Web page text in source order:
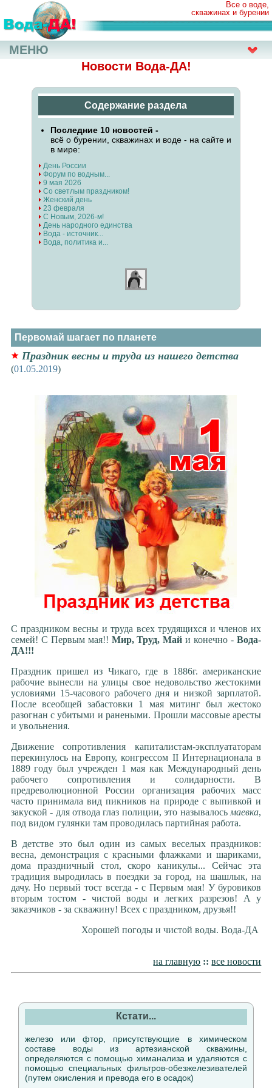
Все о воде,
скважинах и бурении
Новости Вода-ДА!
Содержание раздела
Последние 10 новостей -
всё о бурении, скважинах и воде - на сайте и
в мире:
День России
Форум по водным...
9 мая 2026
Со светлым праздником!
Женский день
23 февраля
С Новым, 2026-м!
День народного единства
Вода - источник...
Вода, политика и...
Первомай шагает по планете
Праздник весны и труда из нашего детства
(01.05.2019)
С праздником весны и труда всех трудящихся и членов их
семей! С Первым мая!! Мир, Труд, Май и конечно -Вода-
ДА!!!
Праздник пришел из Чикаго, где в 1886г. американские
рабочие вынесли на улицы свое недовольство жестокими
условиями 15-часового рабочего дня и низкой зарплатой.
После всеобщей забастовки 1 мая митинг был жестоко
разогнан с убитыми и ранеными. Прошли массовые аресты
и увольнения.
Движение сопротивления капиталистам-эксплуататорам
перекинулось на Европу, конгрессом II Интернационала в
1889 году был учрежден 1 мая как Международный день
рабочего сопротивления и солидарности. В
предреволюционной России организация рабочих масс
часто принимала вид пикников на природе с выпивкой и
закуской - для отвода глаз полиции, это называлось маевка,
под видом гулянки там проводилась партийная работа.
В детстве это был один из самых веселых праздников:
весна, демонстрация с красными флажками и шариками,
дома праздничный стол, скоро каникулы... Сейчас эта
традиция выродилась в поездки за город, на шашлык, на
дачу. Но первый тост всегда - с Первым мая! У буровиков
вторым тостом - чистой воды и легких разрезов! А у
заказчиков - за скважину! Всех с праздником, друзья!!
Хорошей погоды и чистой воды. Вода-ДА
на главную :: все новости
Кстати...
железо или фтор, присутствующие в химическом
составе воды из артезианской скважины,
определяются с помощью химанализа и удаляются с
помощью специальных фильтров-обезжелезивателей
(путем окисления и превода его в осадок)
МЕНЮ